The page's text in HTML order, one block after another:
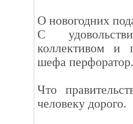
О новогодних
С
коллективом и
шефа перфоратор.
Что
человеку дорого.